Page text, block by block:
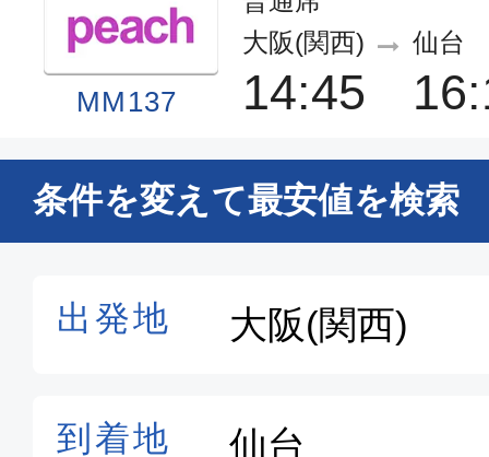
MM137
大阪(関西)
14:45
仙台
普通席
条件を変えて最安値を検索